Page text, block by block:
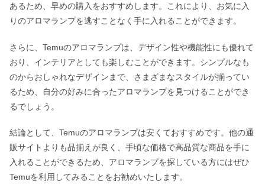
あるため、早めの購入をおすすめします。これにより、お気に入
りのアロマランプを逃すことなく手に入れることができます。
さらに、Temuのアロマランプは、デザイン性や機能性にも優れて
おり、インテリアとしても楽しむことができます。シンプルなも
のからおしゃれなデザインまで、さまざまなスタイルが揃ってい
るため、自分の好みに合ったアロマランプを見つけることができ
るでしょう。
結論として、Temuのアロマランプは安くておすすめです。他の通
販サイトよりも品揃えが良く、手頃な価格で高品質な商品を手に
入れることができるため、アロマランプを探している方にはぜひ
Temuを利用してみることをお勧めいたします。